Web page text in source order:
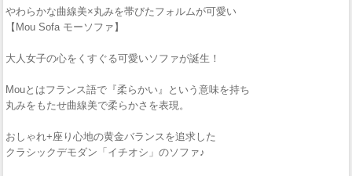
やわらかな曲線美×丸みを帯びたフォルムが可愛い
【Mou Sofa モーソファ】
大人女子の心をくすぐる可愛いソファが誕生！
Mouとはフランス語で『柔らかい』という意味を持ち
丸みをもたせ曲線美で柔らかさを表現。
おしゃれ+座り心地の黄金バランスを追求した
クラシックデモダン「イチオシ」のソファ♪